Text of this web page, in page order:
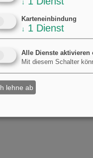
↓
Karteneinbindung
↓ 1 Dienst
Alle Dienste aktivieren
Mit diesem Schalter
lehne ab